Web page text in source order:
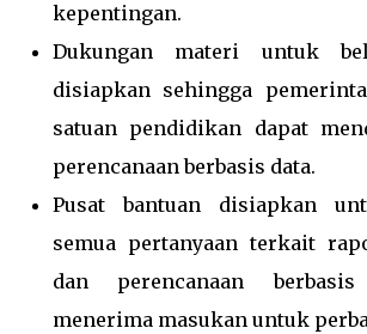
kepentingan.
Dukungan materi untuk
disiapkan sehingga
satuan pendidikan dapat
perencanaan berbasis data.
Pusat bantuan disiapkan
semua pertanyaan terkait
dan perencanaan
menerima masukan untuk